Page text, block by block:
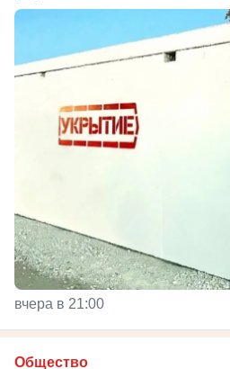
вчера в 21:00
Общество